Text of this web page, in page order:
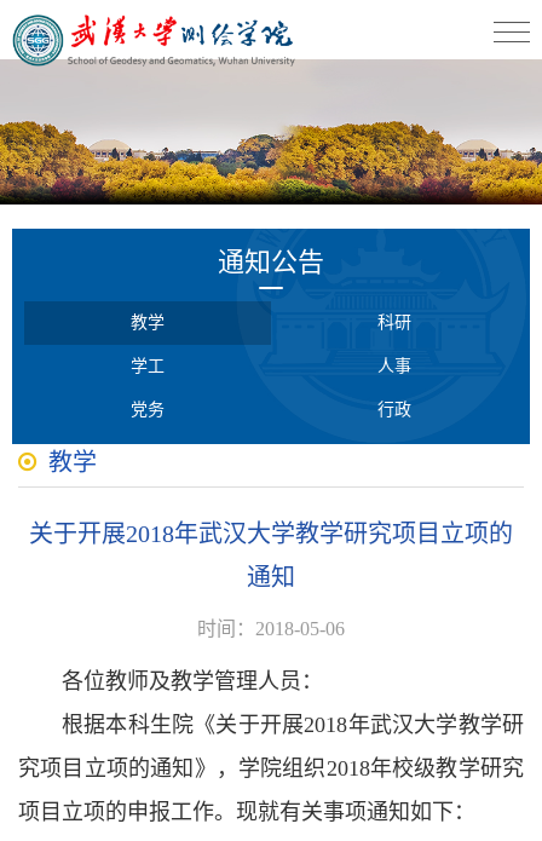
通知公告
教学 科研
学工 人事
党务 行政
教学
关于开展2018年武汉大学教学研究项目立项的
通知
时间：2018-05-06
各位教师及教学管理人员：
根据本科生院《关于开展2018年武汉大学教学研
究项目立项的通知》，学院组织2018年校级教学研究
项目立项的申报工作。现就有关事项通知如下：